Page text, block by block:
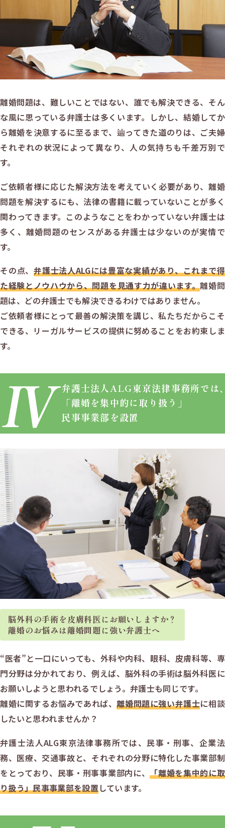
離婚問題は、難しいことではない、誰でも解決できる、そん
な風に思っている弁護士は多くいます。しかし、結婚してか
ら離婚を決意するに至るまで、辿ってきた道のりは、ご夫婦
それぞれの状況によって異なり、人の気持ちも千差万別で
す。
ご依頼者様に応じた解決方法を考えていく必要があり、離婚
問題を解決するにも、法律の書籍に載っていないことが多く
関わってきます。このようなことをわかっていない弁護士は
多く、離婚問題のセンスがある弁護士は少ないのが実情で
す。
その点、弁護士法人ALGには豊富な実績があり、これまで得
た経験とノウハウから、問題を見通す力が違います。離婚問
題は、どの弁護士でも解決できるわけではありません。
ご依頼者様にとって最善の解決策を講じ、私たちだからこそ
できる、リーガルサービスの提供に努めることをお約束しま
す。
弁護士法人ALG東京法律事務所では
「離婚を集中的に取り扱う」
民事事業部を設置
脳外科の手術を 皮膚科医にお願いしますか？
離婚のお悩みは離婚問題に強い弁護士へ
“医者”と一口にいっても、外科や内科、眼科、皮膚科等、専
門分野は分かれており、例えば、脳外科の手術は脳外科医に
お願いしようと思われるでしょう。弁護士も同じです。
離婚に関するお悩みであれば、離婚問題に強い弁護士に相談
したいと思われませんか？
弁護士法人ALG東京法律事務所では、民事・刑事、企業法
務、医療、交通事故と、それぞれの分野に特化した事業部制
をとっており、民事・刑事事業部内に、「離婚を集中的に取
り扱う」民事事業部を設置しています。